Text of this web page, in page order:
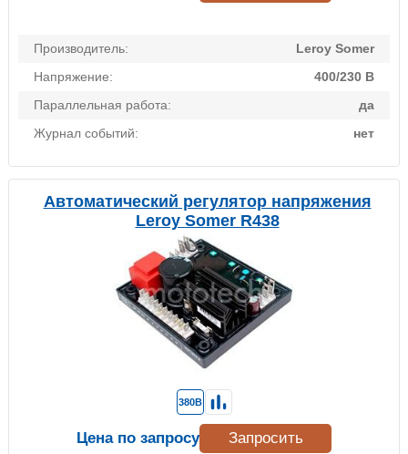
Производитель:
Leroy Somer
Напряжение:
400/230 В
Параллельная работа:
да
Журнал событий:
нет
Автоматический регулятор напряжения
Leroy Somer R438
380В
Цена по запросу Запросить